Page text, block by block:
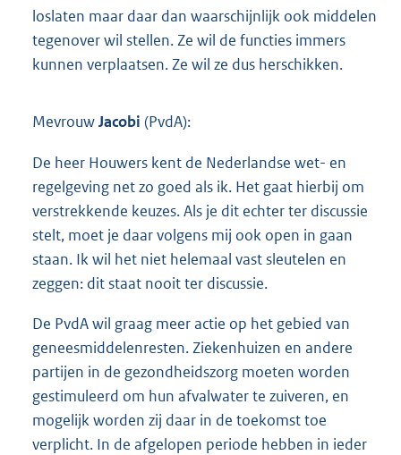
loslaten maar daar dan waarschijnlijk ook middelen
tegenover wil stellen. Ze wil de functies immers
kunnen verplaatsen. Ze wil ze dus herschikken.
MevrouwJacobi (PvdA):
De heer Houwers kent de Nederlandse wet- en
regelgeving net zo goed als ik. Het gaat hierbij om
verstrekkende keuzes. Als je dit echter ter discussie
stelt, moet je daar volgens mij ook open in gaan
staan. Ik wil het niet helemaal vast sleutelen en
zeggen: dit staat nooit ter discussie.
De PvdA wil graag meer actie op het gebied van
geneesmiddelenresten. Ziekenhuizen en andere
partijen in de gezondheidszorg moeten worden
gestimuleerd om hun afvalwater te zuiveren, en
mogelijk worden zij daar in de toekomst toe
verplicht. In de afgelopen periode hebben in ieder